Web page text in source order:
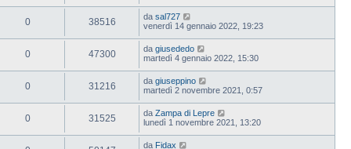
0 38516 da sal727
venerdì 14 gennaio 2022, 19:23
0 47300 da giusededo
martedì 4 gennaio 2022, 15:30
0 31216 da giuseppino
martedì 2 novembre 2021, 0:57
0 31525 da Zampa di Lepre
lunedì 1 novembre 2021, 13:20
da Fidax